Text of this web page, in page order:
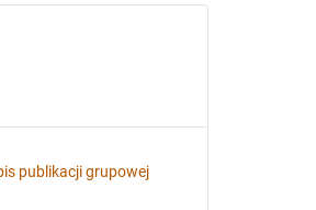
publikacji grupowej